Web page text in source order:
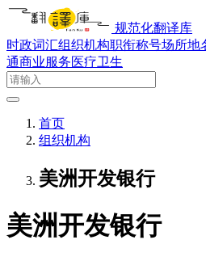
规范化翻译库
时政词汇组织机构职衔称号场所地
通商业服务医疗卫生
首页
组织机构
美洲开发银行
美洲开发银行